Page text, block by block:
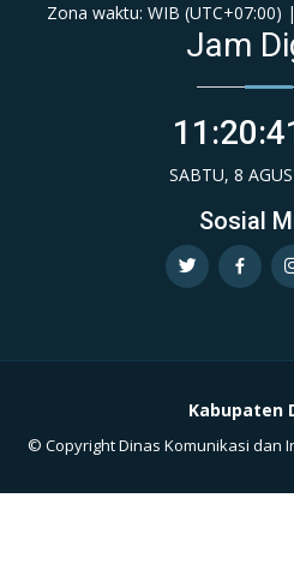
Zona waktu: WIB (‎UTC+07:00‎)‎
Jam
SABTU, 8
Sosial
Kabupaten
© Copyright Dinas Komunikasi dan